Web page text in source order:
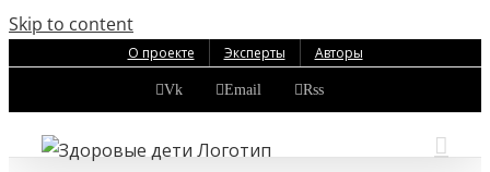
Skip to content
О проекте Эксперты Авторы
Vk Email Rss